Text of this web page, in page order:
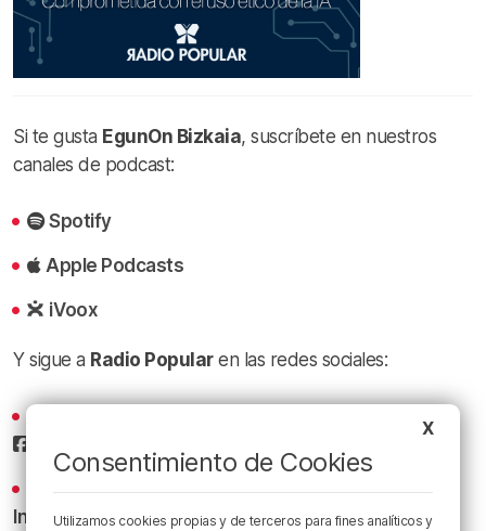
Si te gusta EgunOn Bizkaia, suscríbete en nuestros
canales de podcast:
Spotify
Apple Podcasts
iVoox
Y sigue a Radio Popularen las redes sociales:
Sigue todas las noticias de Bilbao y Bizkaia en nuestro
Conoce la radio desde dentro en nuestro
Instagram
X
Consentimiento de Cookies
Utilizamos cookies propias y de terceros para fines analíticos y